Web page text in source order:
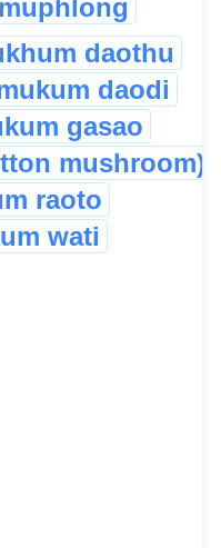
muphlong
daothu
daodi
gasao
mushroom)
raoto
wati